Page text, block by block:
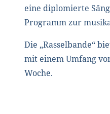
eine diplomierte
Programm zur
Die „Rasselbande“
mit einem Umfang
Woche.